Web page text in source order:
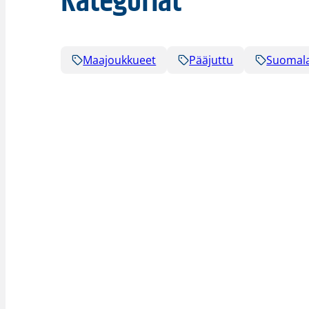
Maajoukkueet Pääjuttu